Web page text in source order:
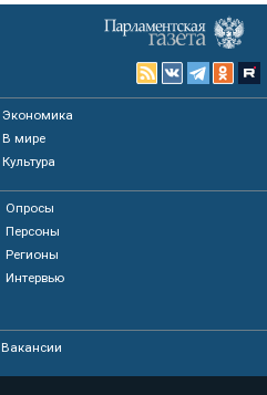
Экономика
В мире
Культура
Опросы
Персоны
Регионы
Интервью
Вакансии